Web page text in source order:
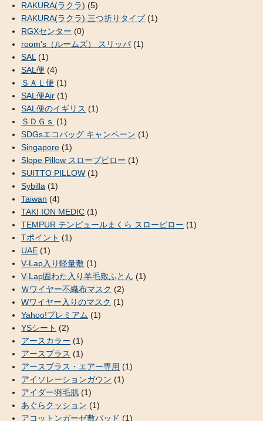
RAKURA(ラクラ) (5)
RAKURA(ラクラ) 三つ折りタイプ(1)
RGXセンター (0)
room's（ルームズ） スリッパ (1)
SAL (1)
SAL便 (4)
ＳＡＬ便 (1)
SAL便Air (1)
SAL便のイギリス (1)
ＳＤＧｓ (1)
SDGsエコバッグ キャンペーン (1)
Singapore (1)
Slope Pillow スロープピロー (1)
SUITTO PILLOW (1)
Sybilla (1)
Taiwan (4)
TAKI ION MEDIC (1)
TEMPUR テンピュールまくら スローピロー (1)
Tポイント (1)
UAE (1)
V-Lap入り軽量敷 (1)
V-Lap固わた入り羊毛敷ふとん (1)
Ｗワイヤー不織布マスク (2)
Wワイヤー入りのマスク (1)
Yahoo!プレミアム (1)
YSシート (2)
アースカラー (1)
アースプラス (1)
アースプラス・エアー専用 (1)
アイソレーションガウン (1)
アイダー羽毛肌 (1)
あぐらクッション (1)
アコットンガーゼ敷パッド (1)